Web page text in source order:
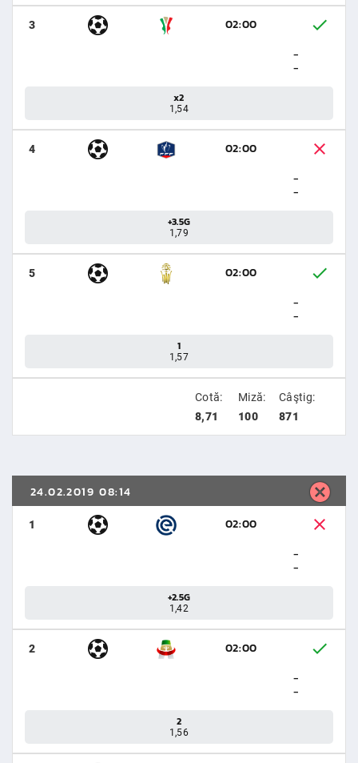
3
02:00
-
-
x2
1,54
4
02:00
-
-
+3.5G
1,79
5
02:00
-
-
1
1,57
Cotă:
8,71
Miză:
100
Câştig:
871
24.02.2019 08:14
1
02:00
-
-
+2.5G
1,42
2
02:00
-
-
2
1,56